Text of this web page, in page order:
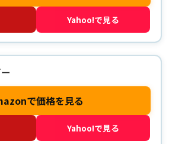
Yahoo!で見る
で価格を見る
Yahoo!で見る